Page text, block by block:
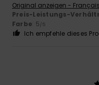
Original anzeigen - Français
Preis-Leistungs-
Farbe: 5/5
Ich empfehle dieses